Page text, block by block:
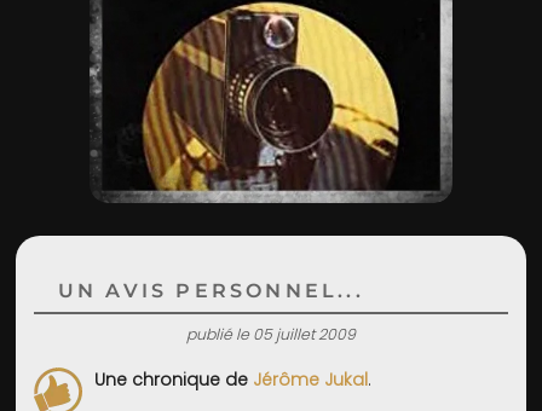
UN AVIS PERSONNEL...
publié le 05 juillet 2009
Une chronique de Jérôme Jukal.